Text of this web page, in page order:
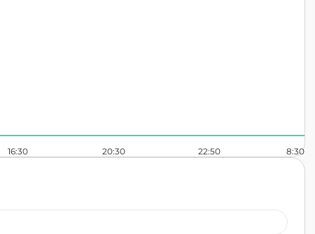
16:30 20:30 22:50 8:30